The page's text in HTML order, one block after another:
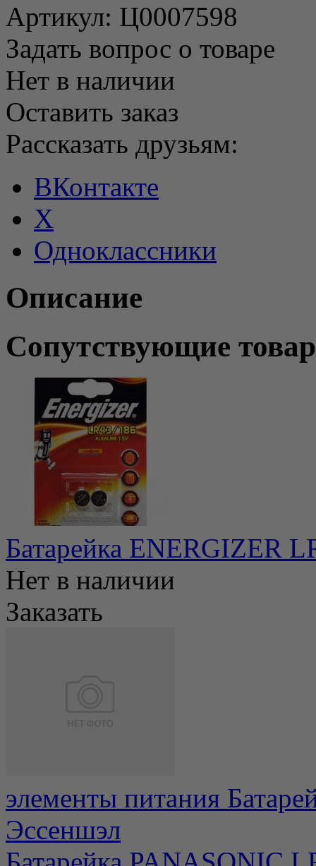
Артикул: Ц0007598
Задать вопрос о товаре
Нет в наличии
Оставить заказ
Рассказать друзьям:
ВКонтакте
X
Одноклассники
Описание
Сопутствующие
Батарейка ENERGIZER
Нет в наличии
Заказать
элементы питания
Эссеншэл